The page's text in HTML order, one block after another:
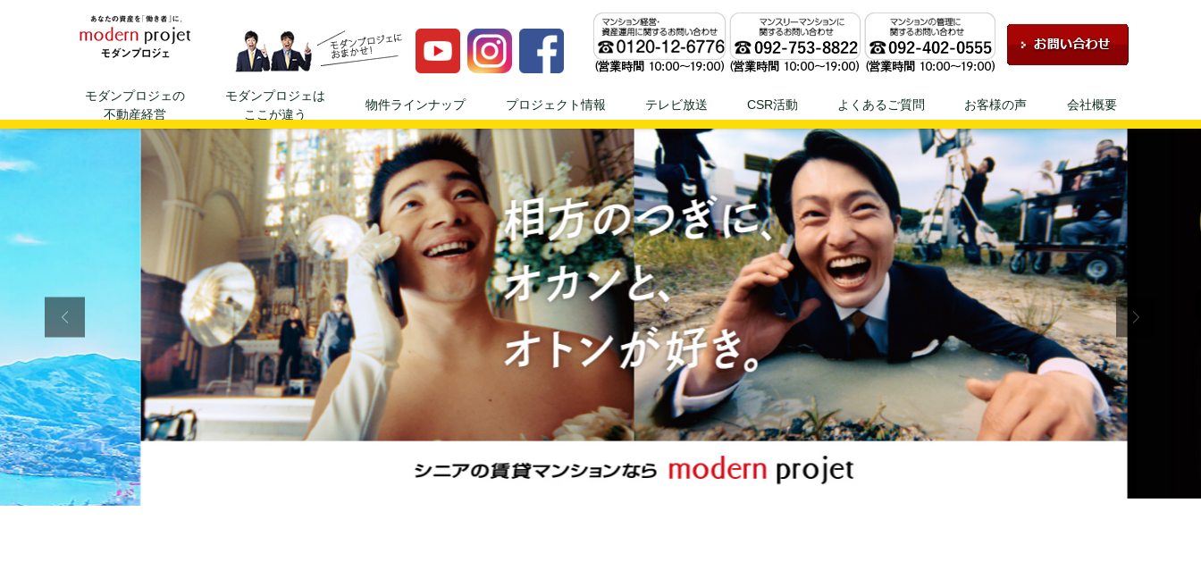
資産運用、不動産投資ならモダンプロジェへ！！ | 不動産投資、不動産経営のことならモダンプロジェにお任せください！
モダンプロジェの
不動産経営
モダンプロジェは
ここが違う
物件ラインナップ プロジェクト情報 テレビ放送 CSR活動 よくあるご質問 お客様の声 会社概要